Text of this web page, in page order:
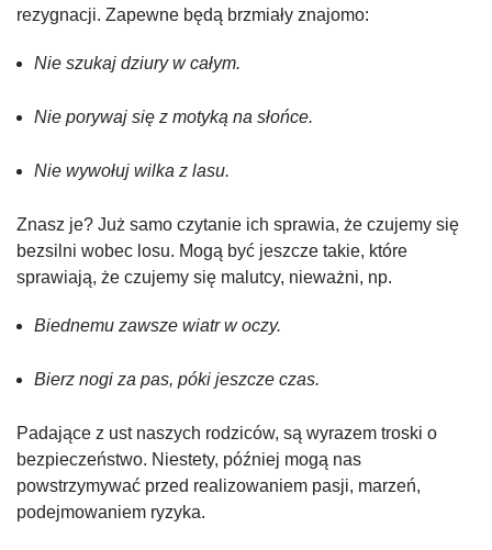
rezygnacji. Zapewne będą brzmiały znajomo:
Nie szukaj dziury w całym.
Nie porywaj się z motyką na słońce.
Nie wywołuj wilka z lasu.
Znasz je? Już samo czytanie ich sprawia, że czujemy się
bezsilni wobec losu. Mogą być jeszcze takie, które
sprawiają, że czujemy się malutcy, nieważni, np.
Biednemu zawsze wiatr w oczy.
Bierz nogi za pas, póki jeszcze czas.
Padające z ust naszych rodziców, są wyrazem troski o
bezpieczeństwo. Niestety, później mogą nas
powstrzymywać przed realizowaniem pasji, marzeń,
podejmowaniem ryzyka.